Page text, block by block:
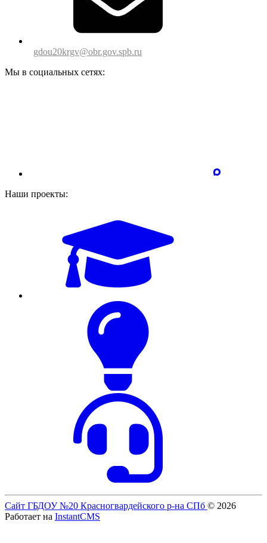
gdou20krgv@obr.gov.spb.ru
Мы в социальных сетях:
Наши проекты:
Сайт ГБДОУ №20 Красногвардейского р-на СПб © 2026
Работает на InstantCMS